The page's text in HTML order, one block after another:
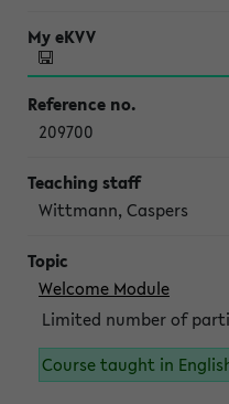
209700
Wittmann, Caspers
Welcome Module
Limited number of
Course taught in